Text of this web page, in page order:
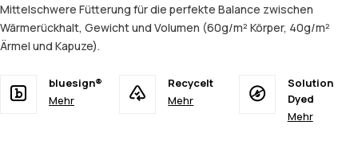
Mittelschwere Fütterung für die perfekte Balance zwischen
Wärmerückhalt, Gewicht und Volumen (60g/m² Körper, 40g/m²
Ärmel und Kapuze).
bluesign®
Mehr
Recycelt
Mehr
Solution
Dyed
Mehr